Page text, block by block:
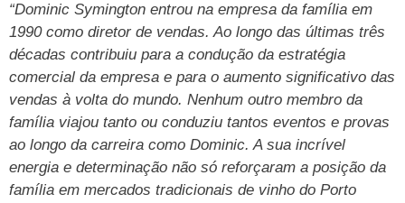
“Dominic Symington entrou na empresa da família em
1990 como diretor de vendas. Ao longo das últimas três
décadas contribuiu para a condução da estratégia
comercial da empresa e para o aumento significativo das
vendas à volta do mundo. Nenhum outro membro da
família viajou tanto ou conduziu tantos eventos e provas
ao longo da carreira como Dominic. A sua incrível
energia e determinação não só reforçaram a posição da
família em mercados tradicionais de vinho do Porto